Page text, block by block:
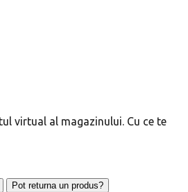
virtual al magazinului. Cu ce te
Pot returna un produs?